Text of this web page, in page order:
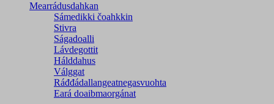
Mearrádusdahkan
Sámedikki čoahkkin
Stivra
Ságadoalli
Lávdegottit
Hálddahus
Válggat
Ráđđádallangeatnegas­vuohta
Eará doaibmaorgánat